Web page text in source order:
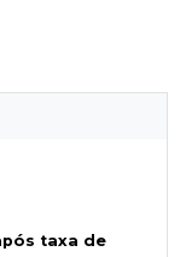
taxa de